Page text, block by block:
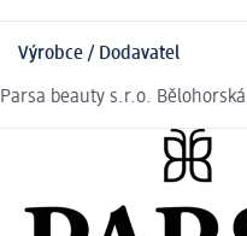
Výrobce / Dodavatel
Parsa beauty s.r.o.